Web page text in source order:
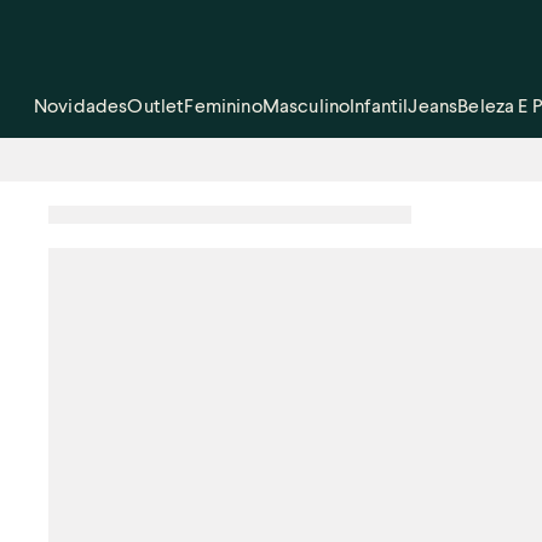
NovidadesOutletFemininoMasculinoInfantilJeansBeleza E